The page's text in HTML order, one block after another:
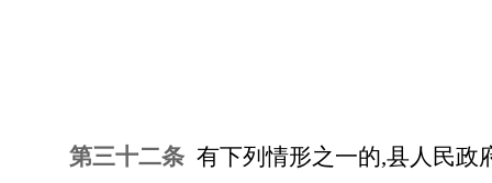
第三十二条 有下列情形之一的,县人民政